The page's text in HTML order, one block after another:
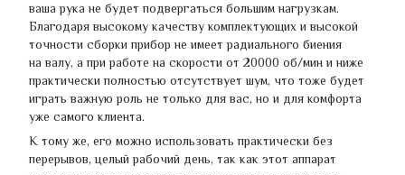
ваша рука не будет подвергаться большим нагрузкам.
Благодаря высокому качеству комплектующих и высокой
точности сборки прибор не имеет радиального биения
на валу, а при работе на скорости от 20000 об/мин и ниже
практически полностью отсутствует шум, что тоже будет
играть важную роль не только для вас, но и для комфорта
уже самого клиента.
К тому же, его можно использовать практически без
перерывов, целый рабочий день, так как этот аппарат